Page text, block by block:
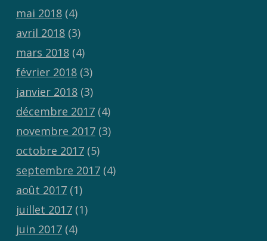
mai 2018(4)
avril 2018(3)
mars 2018(4)
février 2018(3)
janvier 2018(3)
décembre 2017(4)
novembre 2017(3)
octobre 2017(5)
septembre 2017(4)
août 2017(1)
juillet 2017(1)
juin 2017(4)